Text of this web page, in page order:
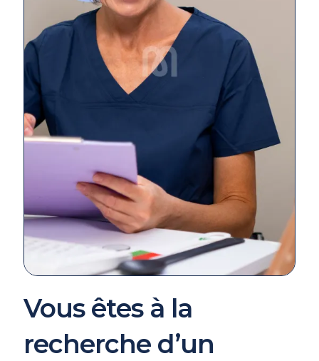
Vous êtes à la
recherche d’un